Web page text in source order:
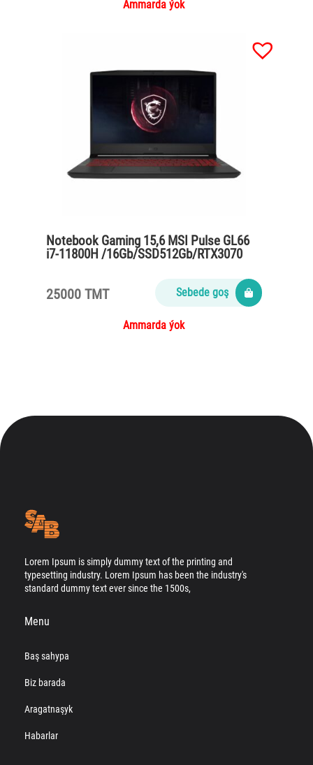
Ammarda ýok
Notebook Gaming 15,6 MSI Pulse GL66
i7-11800H /16Gb/SSD512Gb/RTX3070
25000 TMT Sebede goş
Ammarda ýok
Lorem Ipsum is simply dummy text of the printing and
typesetting industry. Lorem Ipsum has been the industry's
standard dummy text ever since the 1500s,
Menu
Baş sahypa
Biz barada
Aragatnaşyk
Habarlar